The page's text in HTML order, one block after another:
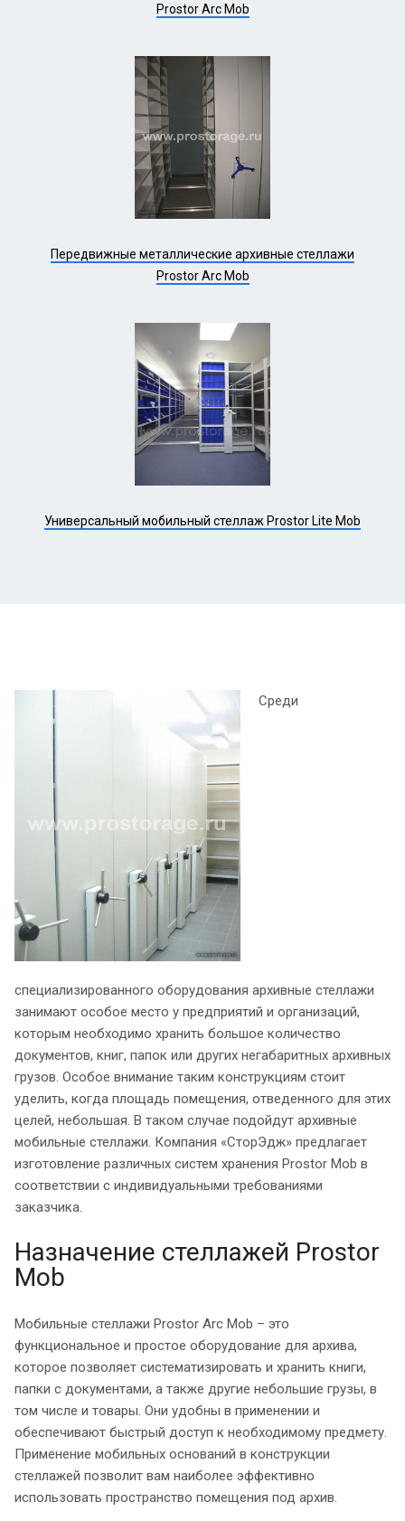
Prostor Arc Mob
Передвижные металлические архивные стеллажи
Prostor Arc Mob
Универсальный мобильный стеллаж Prostor Lite Mob
Среди
специализированного оборудования архивные стеллажи
занимают особое место у предприятий и организаций,
которым необходимо хранить большое количество
документов, книг, папок или других негабаритных архивных
грузов. Особое внимание таким конструкциям стоит
уделить, когда площадь помещения, отведенного для этих
целей, небольшая. В таком случае подойдут архивные
мобильные стеллажи. Компания «СторЭдж» предлагает
изготовление различных систем хранения Prostor Mob в
соответствии с индивидуальными требованиями
заказчика.
Назначение стеллажей Prostor
Mob
Мобильные стеллажи Prostor Arc Mob – это
функциональное и простое оборудование для архива,
которое позволяет систематизировать и хранить книги,
папки с документами, а также другие небольшие грузы, в
том числе и товары. Они удобны в применении и
обеспечивают быстрый доступ к необходимому предмету.
Применение мобильных оснований в конструкции
стеллажей позволит вам наиболее эффективно
использовать пространство помещения под архив.